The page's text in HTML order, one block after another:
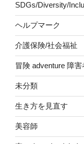
SDGs/Diversity/
ヘルプマーク
介護保険/社会福祉
冒険 adventure 障
未分類
生き方を見直す
美容師